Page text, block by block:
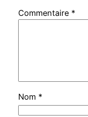
Commentaire *
Nom *